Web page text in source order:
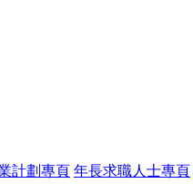
計劃專頁 年長求職人士專頁